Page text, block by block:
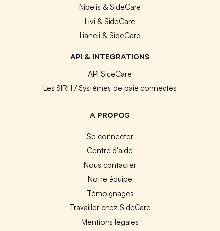
Nibelis & SideCare
Livi & SideCare
Lianeli & SideCare
API & INTEGRATIONS
API SideCare
Les SIRH / Systèmes de paie connectés
A PROPOS
Se connecter
Centre d'aide
Nous contacter
Notre équipe
Témoignages
Travailler chez SideCare
Mentions légales